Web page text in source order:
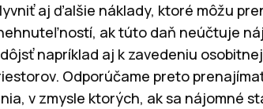
aj ďalšie náklady, ktoré môžu
ak túto daň neúčtuje
napríklad aj k zavedeniu
Odporúčame preto
v zmysle ktorých, ak sa nájomné